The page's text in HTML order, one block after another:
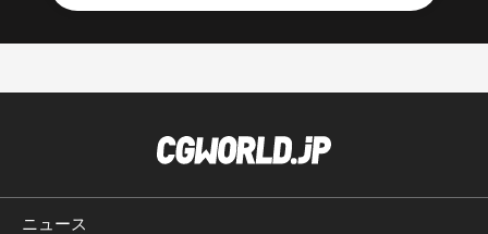
ニュース